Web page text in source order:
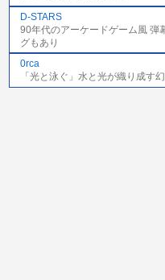
D-STARS
90年代のアーケードゲーム風 弾
グもあり
0rca
「光と泳ぐ」水と光が織り成す